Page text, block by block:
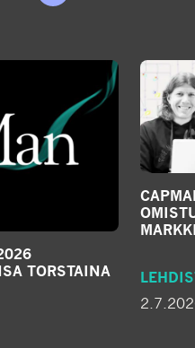
TORSTAINA